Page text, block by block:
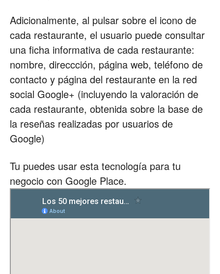
Marketing
para
Restaurantes
Adicionalmente, al pulsar sobre el icono de
cada restaurante, el usuario puede consultar
una ficha informativa de cada restaurante:
nombre, direccción, página web, teléfono de
contacto y página del restaurante en la red
social Google+ (incluyendo la valoración de
cada restaurante, obtenida sobre la base de
la reseñas realizadas por usuarios de
Google)
Tu puedes usar esta tecnología para tu
negocio con Google Place.